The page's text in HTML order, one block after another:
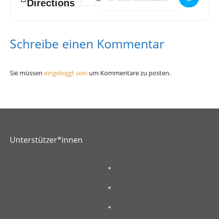
www.schmit-z.de/tickets
SCHMIT-Z Büro gekauft werden.(Mustorstraße 4, 54290 Trier).
dem 11.11.2025, für alle anderen ab dem 18.11.2025.
Directions
Schreibe einen Kommentar
Sie müssen eingeloggt sein um Kommentare zu posten.
Unterstützer*innen